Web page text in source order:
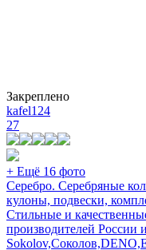
Закреплено
kafel124
27
+ Ещё 16 фото
Серебро. Серебряные
кулоны, подвески,
Стильные и
производителей России